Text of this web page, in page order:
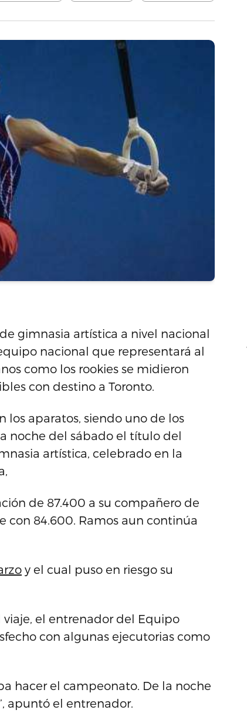
gimnasia artística a nivel nacional
nacional que representará al
como los rookies se midieron
con destino a Toronto.
los aparatos, siendo uno de los
la noche del sábado el título del
artística, celebrado en la
de 87.400 a su compañero de
con 84.600. Ramos aun continúa
y el cual puso en riesgo su
viaje, el entrenador del Equipo
con algunas ejecutorias como
hacer el campeonato. De la noche
apuntó el entrenador.